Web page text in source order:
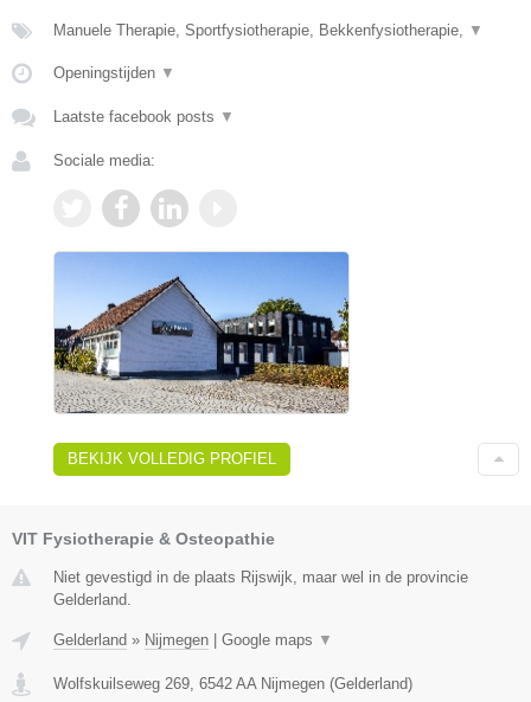
Manuele Therapie, Sportfysiotherapie, Bekkenfysiotherapie, ▼
Openingstijden ▼
Laatste facebook posts ▼
Sociale media:
BEKIJK VOLLEDIG PROFIEL
VIT Fysiotherapie & Osteopathie
Niet gevestigd in de plaats Rijswijk, maar wel in de provincie
Gelderland.
Gelderland » Nijmegen Google maps ▼
Wolfskuilseweg 269 6542 AA Nijmegen (Gelderland)